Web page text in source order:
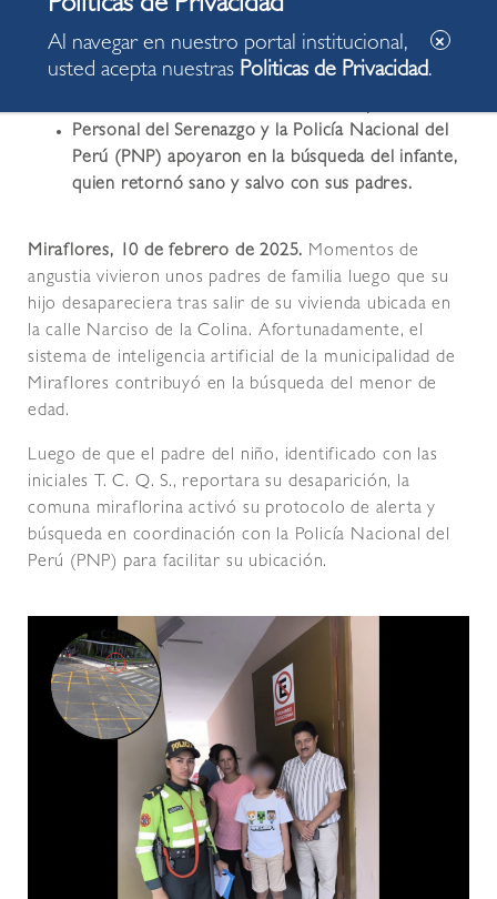
Menor de 10 años desapareció tras salir de su
casa y su foto fue introducida al sistema de IA de
Personal del Serenazgo y la Policía Nacional del
Perú (PNP) apoyaron en la búsqueda del infante,
quien retornó sano y salvo con sus padres.
Miraflores, 10 de febrero de 2025. Momentos de
angustia vivieron unos padres de familia luego que su
hijo desapareciera tras salir de su vivienda ubicada en
la calle Narciso de la Colina. Afortunadamente, el
sistema de inteligencia artificial de la municipalidad de
Miraflores contribuyó en la búsqueda del menor de
edad.
Luego de que el padre del niño, identificado con las
iniciales T. C. Q. S., reportara su desaparición, la
comuna miraflorina activó su protocolo de alerta y
búsqueda en coordinación con la Policía Nacional del
Perú (PNP) para facilitar su ubicación.
Al navegar en nuestro portal institucional,
usted acepta nuestras Politicas de Privacidad.